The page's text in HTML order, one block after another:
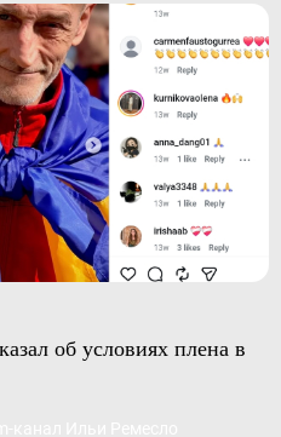
об условиях плена в